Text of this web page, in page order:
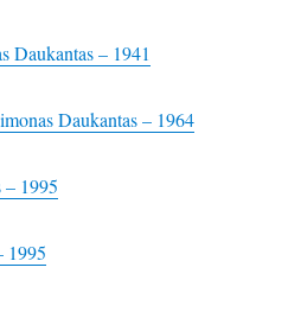
Daukantas – 1941
Daukantas – 1964
– 1995
1995